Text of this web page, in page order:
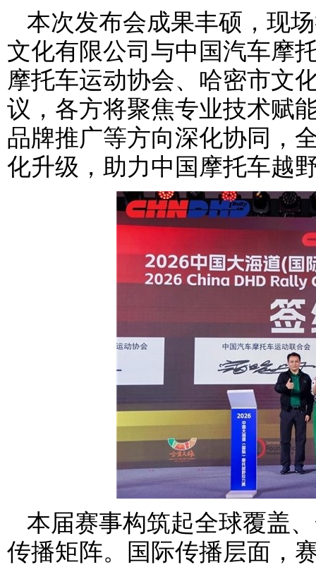
本次发布会成果丰硕，现
文化有限公司与中国汽车摩
摩托车运动协会、哈密市文
议，各方将聚焦专业技术赋
品牌推广等方向深化协同，
化升级，助力中国摩托车越
本届赛事构筑起全球覆盖
传播矩阵。国际传播层面，